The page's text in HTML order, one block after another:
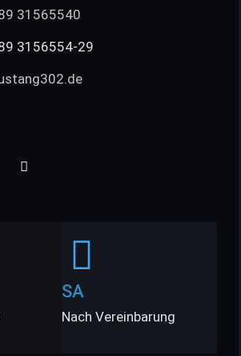
31565540
3156554-29
SA
Nach Vereinbarung